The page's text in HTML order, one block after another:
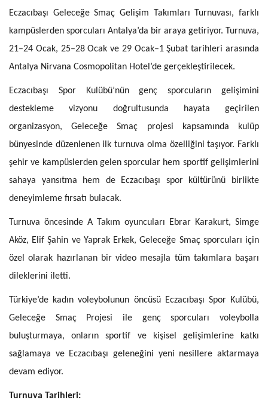
Eczacıbaşı Geleceğe Smaç Gelişim Takımları Turnuvası, farklı
kampüslerden sporcuları Antalya’da bir araya getiriyor. Turnuva,
21–24 Ocak, 25–28 Ocak ve 29 Ocak–1 Şubat tarihleri arasında
Antalya Nirvana Cosmopolitan Hotel’de gerçekleştirilecek.
Eczacıbaşı Spor Kulübü’nün genç sporcuların gelişimini
destekleme vizyonu doğrultusunda hayata geçirilen
organizasyon, Geleceğe Smaç projesi kapsamında kulüp
bünyesinde düzenlenen ilk turnuva olma özelliğini taşıyor. Farklı
şehir ve kampüslerden gelen sporcular hem sportif gelişimlerini
sahaya yansıtma hem de Eczacıbaşı spor kültürünü birlikte
deneyimleme fırsatı bulacak.
Turnuva öncesinde A Takım oyuncuları Ebrar Karakurt, Simge
Aköz, Elif Şahin ve Yaprak Erkek, Geleceğe Smaç sporcuları için
özel olarak hazırlanan bir video mesajla tüm takımlara başarı
dileklerini iletti.
Türkiye’de kadın voleybolunun öncüsü Eczacıbaşı Spor Kulübü,
Geleceğe Smaç Projesi ile genç sporcuları voleybolla
buluşturmaya, onların sportif ve kişisel gelişimlerine katkı
sağlamaya ve Eczacıbaşı geleneğini yeni nesillere aktarmaya
devam ediyor.
Turnuva Tarihleri: